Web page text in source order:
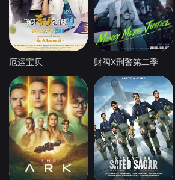
厄运宝贝 财阀X刑警第二季